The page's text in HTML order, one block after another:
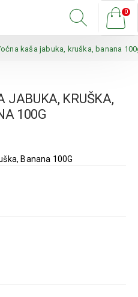
0
kaša jabuka, kruška, banana
JABUKA, KRUŠKA,
100G